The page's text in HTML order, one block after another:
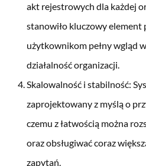
akt rejestrowych dla każdej
stanowiło kluczowy
użytkownikom pełny wgląd
działalność organizacji.
Skalowalność i stabilność:
zaprojektowany z myślą o
czemu z łatwością można
oraz obsługiwać coraz
zapytań.